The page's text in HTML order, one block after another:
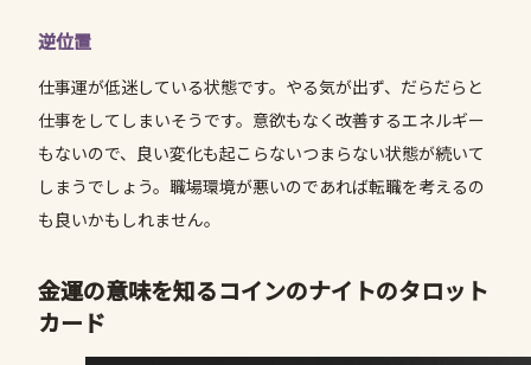
逆位置
仕事運が低迷している状態です。やる気が出ず、だらだらと
仕事をしてしまいそうです。意欲もなく改善するエネルギー
もないので、良い変化も起こらないつまらない状態が続いて
しまうでしょう。職場環境が悪いのであれば転職を考えるの
も良いかもしれません。
金運の意味を知るコインのナイトのタロット
カード